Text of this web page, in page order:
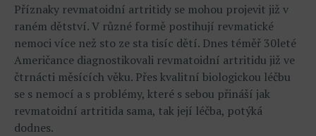
Příznaky revmatoidní artritidy se mohou projevit již v
raném dětství. V různé formě postihují revmatické
nemoci více než sto ze sta tisíc dětí. Dnes téměř 30leté
Američance diagnostikovali revmatoidní artritidu již ve
čtrnácti měsících věku. Přes kvalitní biologickou léčbu
se s nemocí a s problémy, které s sebou přináší jak
revmatoidní artritida sama, tak její léčba, potýká
dodnes.